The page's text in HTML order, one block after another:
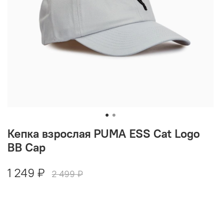
Кепка взрослая PUMA ESS Cat Logo
BB Cap
1 249 ₽
2 499 ₽